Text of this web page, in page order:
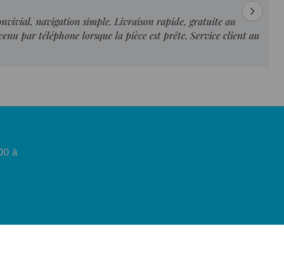
navigation simple. Livraison rapide, gratuite au
par téléphone lorsque la pièce est prête. Service client au
à